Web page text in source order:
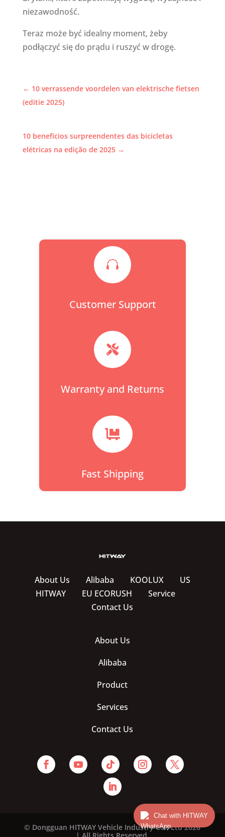
niezawodność.
Teraz może być idealny moment, żeby
podłączyć się do prądu i ruszyć w drogę.
← 10 verrassende voordelen van elektrische fietsen
(editie 2025)
10 benefícios surpreendentes das bicicletas
elétricas na edição de 2025→

Customer Support

Warranty and Returns

Fast Shipping
About Us Alibaba KOOLUX
US
HITWAY
EU ECORUSH
Service
Contact Us
About Us
Alibaba
Product
Services
Contact Us
© Dongguan HITWAY Vehicle Industry Co., Ltd 2026
Chat with HITWAY